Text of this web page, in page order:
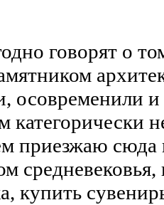
говорят о
осовременили
категорически
приезжаю сюда
купить